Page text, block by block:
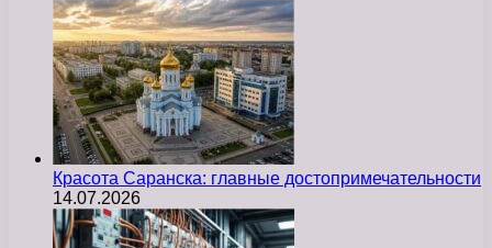
Красота Саранска: главные достопримечательности
14.07.2026